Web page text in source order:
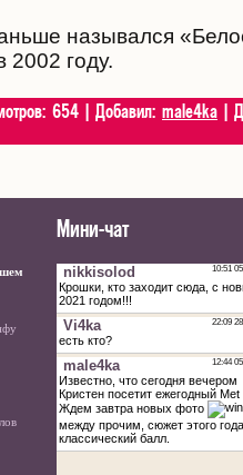
назывался
году.
654 | Добавил: male4ka |
Мини-чат